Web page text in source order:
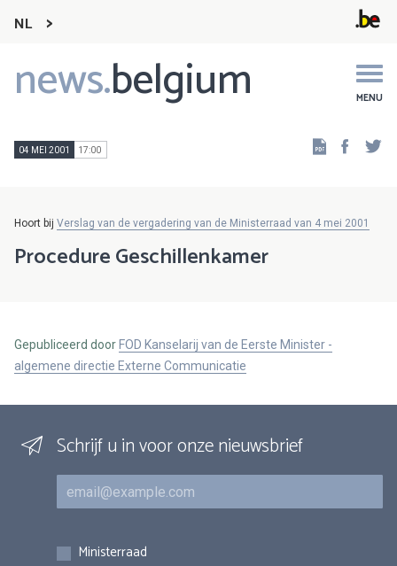
NL
news.belgium MENU
Main
navigation
04 MEI 2001 17:00
Hoort bij Verslag van de vergadering van de Ministerraad van 4 mei 2001
Procedure Geschillenkamer
Gepubliceerd door FOD Kanselarij van de Eerste Minister -
algemene directie Externe Communicatie
Schrijf u in voor onze nieuwsbrief
E-mail
Inschrijvingen
Ministerraad